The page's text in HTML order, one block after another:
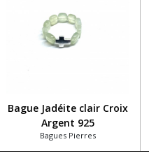
Bague Jadéite clair Croix
Argent 925
Bagues Pierres